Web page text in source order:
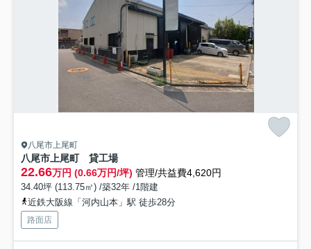
八尾市上尾町
八尾市上尾町 貸工場
22.66万円 (0.66万円/坪) 管理/共益費4,620円
34.40坪 (113.75㎡) /築32年 /1階建
近鉄大阪線「河内山本」駅 徒歩28分
路面店